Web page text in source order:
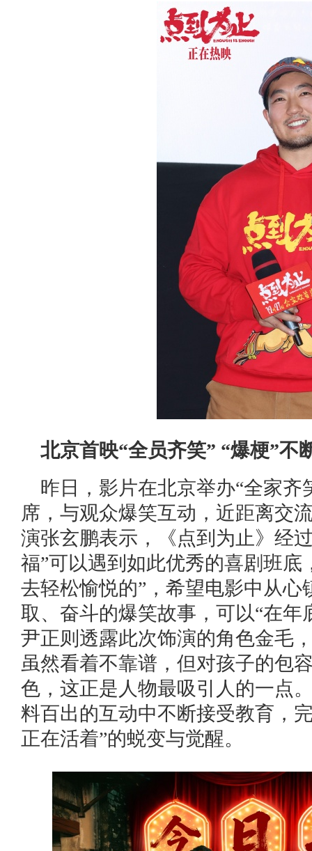
北京首映“全员齐笑” “爆梗”不
昨日，影片在北京举办“全家
席，与观众爆笑互动，近距离交
演张玄鹏表示，《点到为止》经
福”可以遇到如此优秀的喜剧班
去轻松愉悦的”，希望电影中从
取、奋斗的爆笑故事，可以“在
尹正则透露此次饰演的角色金毛
虽然看着不靠谱，但对孩子的包
色，这正是人物最吸引人的一点
料百出的互动中不断接受教育，
正在活着”的蜕变与觉醒。